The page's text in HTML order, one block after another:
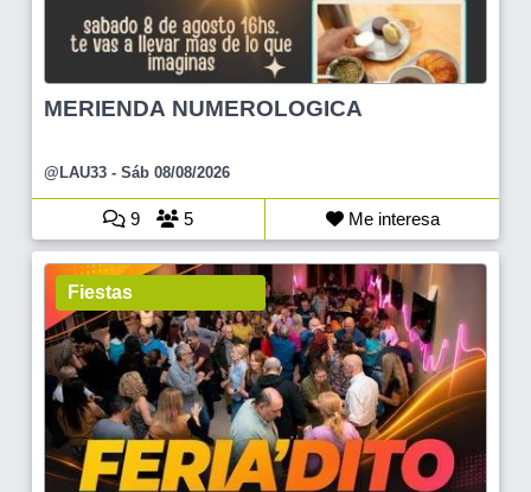
MERIENDA NUMEROLOGICA
@LAU33 - Sáb 08/08/2026
9 5 Me interesa
Fiestas